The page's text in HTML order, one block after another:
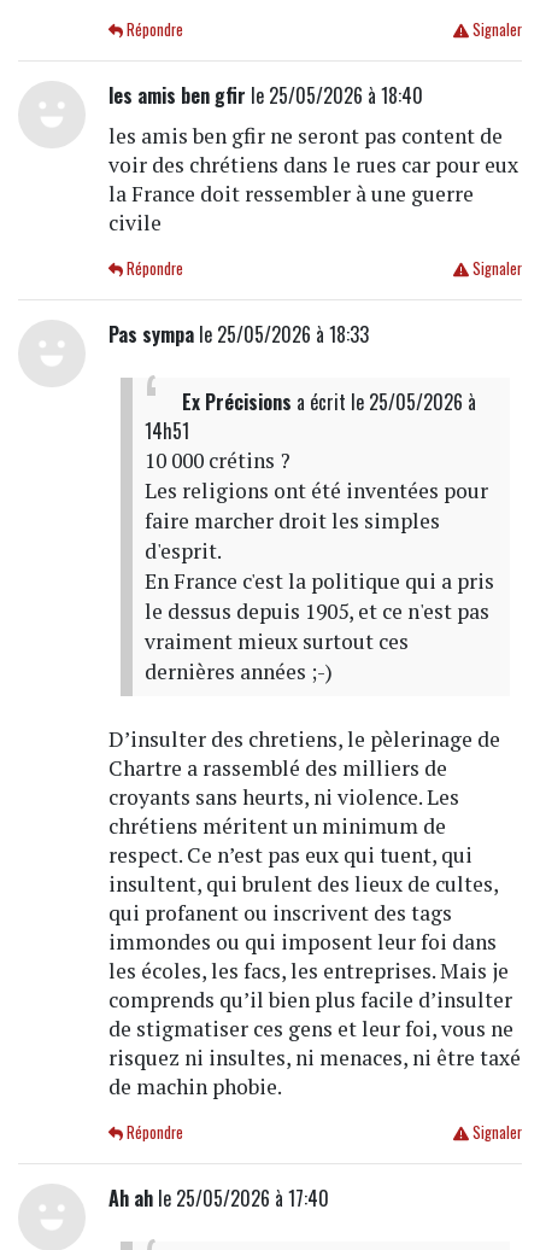
Signaler
Répondre
les amis ben gfir le 25/05/2026 à 18:40
les amis ben gfir ne seront pas content de
voir des chrétiens dans le rues car pour eux
la France doit ressembler à une guerre
civile
Signaler
Répondre
Pas sympale 25/05/2026 à 18:33
Ex Précisions a écrit le 25/05/2026 à
14h51
10 000 crétins ?
Les religions ont été inventées pour
faire marcher droit les simples
d'esprit.
En France c'est la politique qui a pris
le dessus depuis 1905, et ce n'est pas
vraiment mieux surtout ces
dernières années ;-)
D’insulter des chretiens, le pèlerinage de
Chartre a rassemblé des milliers de
croyants sans heurts, ni violence. Les
chrétiens méritent un minimum de
respect. Ce n’est pas eux qui tuent, qui
insultent, qui brulent des lieux de cultes,
qui profanent ou inscrivent des tags
immondes ou qui imposent leur foi dans
les écoles, les facs, les entreprises. Mais je
comprends qu’il bien plus facile d’insulter
de stigmatiser ces gens et leur foi, vous ne
risquez ni insultes, ni menaces, ni être taxé
de machin phobie.
Signaler
Répondre
Ah ahle 25/05/2026 à 17:40